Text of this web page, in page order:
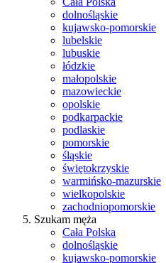
dolnośląskie
kujawsko-pomorskie
lubelskie
lubuskie
łódzkie
małopolskie
mazowieckie
opolskie
podkarpackie
podlaskie
pomorskie
śląskie
świętokrzyskie
warmińsko-mazurskie
wielkopolskie
zachodniopomorskie
Szukam męża
Cała Polska
dolnośląskie
kujawsko-pomorskie